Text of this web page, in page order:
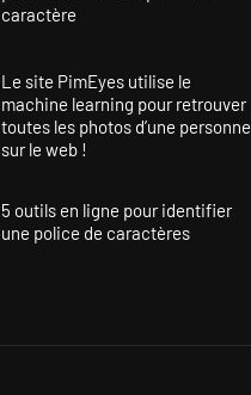
caractère
Le site PimEyes utilise le
machine learning pour retrouver
toutes les photos d’une personne
sur le web !
5 outils en ligne pour identifier
une police de caractères